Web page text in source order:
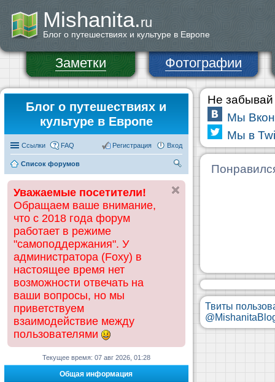
Mishanita.ru
Блог о путешествиях и культуре в Европе
Заметки Фотографии
Блог о путешествиях и
культуре в Европе
Ссылки FAQ Вход
Регистрация
Список форумов
ск
Уважаемые посетители!
Обращаем ваше внимание,
что с 2018 года форум
работает в режиме
"самоподдержания". У
администратора (Foxy) в
настоящее время нет
возможности отвечать на
ваши вопросы, но мы
приветствуем
взаимодействие между
пользователями
Текущее время: 07 авг 2026, 01:28
Общая информация
Не забывай
Мы
Мы в
Твиты